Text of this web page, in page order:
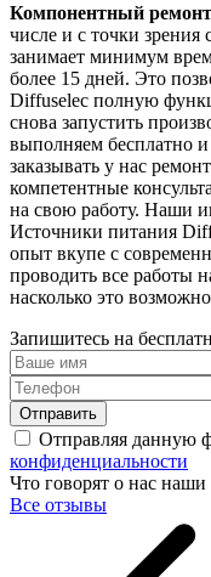
Компонентный ремонт
числе и с точки зрения
занимает минимум
более 15 дней. Это
Diffuselec полную
снова запустить
выполняем бесплатно и
заказывать у нас
компетентные
на свою работу. Наши
Источники питания
опыт вкупе с
проводить все работы
насколько это
Запишитесь на
Отправить
Отправляя данную
конфиденциальности
Что говорят о нас наши
Все отзывы